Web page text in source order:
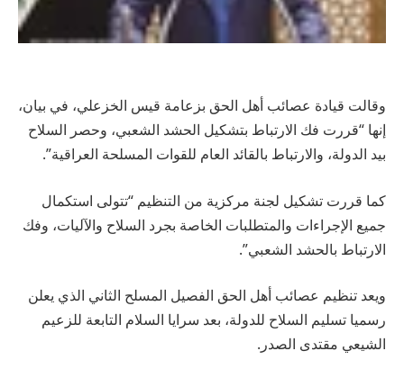
وقالت قيادة عصائب أهل الحق بزعامة قيس الخزعلي، في بيان،
إنها “قررت فك الارتباط بتشكيل الحشد الشعبي، وحصر السلاح
بيد الدولة، والارتباط بالقائد العام للقوات المسلحة العراقية”.
كما قررت تشكيل لجنة مركزية من التنظيم “تتولى استكمال
جميع الإجراءات والمتطلبات الخاصة بجرد السلاح والآليات، وفك
الارتباط بالحشد الشعبي”.
ويعد تنظيم عصائب أهل الحق الفصيل المسلح الثاني الذي يعلن
رسميا تسليم السلاح للدولة، بعد سرايا السلام التابعة للزعيم
الشيعي مقتدى الصدر.